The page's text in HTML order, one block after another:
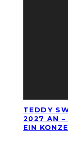
TEDDY
2027 AN –
EIN